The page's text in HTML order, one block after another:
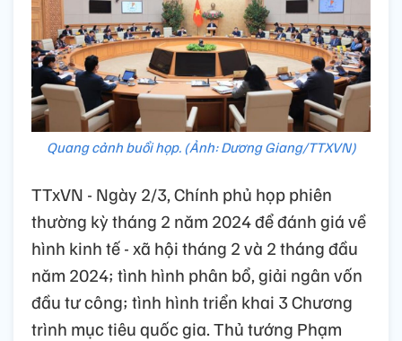
Quang cảnh buổi họp. (Ảnh: Dương Giang/TTXVN)
TTxVN - Ngày 2/3, Chính phủ họp phiên
thường kỳ tháng 2 năm 2024 để đánh giá về
hình kinh tế - xã hội tháng 2 và 2 tháng đầu
năm 2024; tình hình phân bổ, giải ngân vốn
đầu tư công; tình hình triển khai 3 Chương
trình mục tiêu quốc gia. Thủ tướng Phạm